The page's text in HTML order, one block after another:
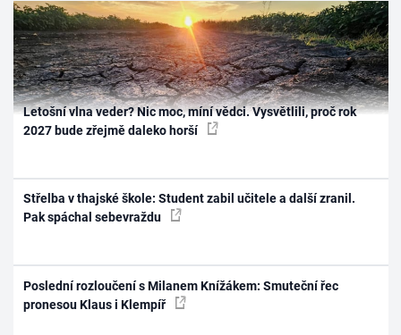
Letošní vlna veder? Nic moc, míní vědci. Vysvětlili, proč rok
2027 bude zřejmě daleko horší
Střelba v thajské škole: Student zabil učitele a další zranil.
Pak spáchal sebevraždu
Poslední rozloučení s Milanem Knížákem: Smuteční řec
pronesou Klaus i Klempíř